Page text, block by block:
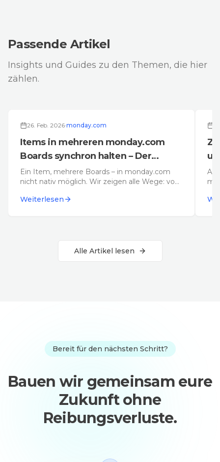
Passende Artikel
Insights und Guides zu den Themen, die hier
zählen.
26. Feb. 2026·monday.com
Items in mehreren monday.com
Boards synchron halten – Der
ultimative Guide
Ein Item, mehrere Boards – in monday.com
nicht nativ möglich. Wir zeigen alle Wege: von
eigenen API-Lösung.
Weiterlesen
Alle Artikel lesen
Bereit für den nächsten Schritt?
Bauen wir gemeinsam eure
Zukunft ohne
Reibungsverluste.